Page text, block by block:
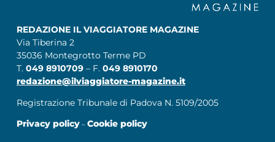
REDAZIONE IL VIAGGIATORE MAGAZINE
Via Tiberina 2
35036 Montegrotto Terme PD
T. 049 8910709 – F. 049 8910170
redazione@ilviaggiatore-magazine.it
Registrazione Tribunale di Padova N. 5109/2005
Privacy policy– Cookie policy